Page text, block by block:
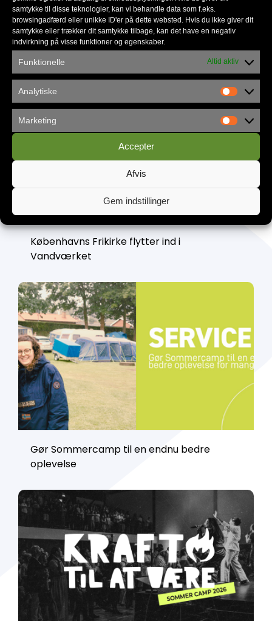
samtykke til disse teknologier, kan vi behandle data som f.eks.
browsingadfærd eller unikke ID'er på dette websted. Hvis du ikke giver dit
samtykke eller trækker dit samtykke tilbage, kan det have en negativ
indvirkning på visse funktioner og egenskaber.
Funktionelle Altid aktiv
Analytiske
Marketing
Accepter
Afvis
Gem indstillinger
Familienetværket gør en forskel
Københavns Frikirke flytter ind i
Vandværket
Gør Sommercamp til en endnu bedre
oplevelse